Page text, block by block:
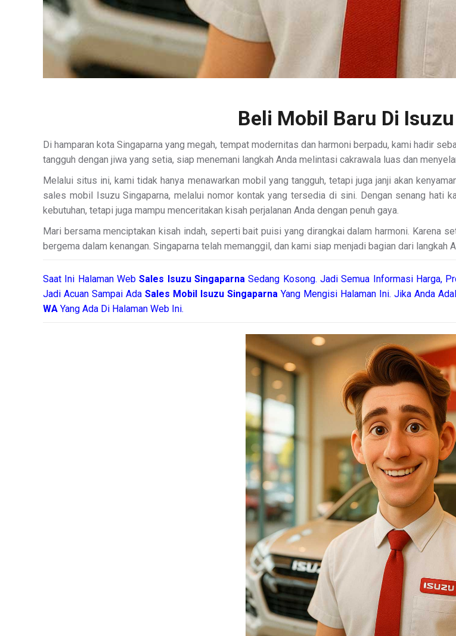
Beli Mobil Baru Di
Di hamparan kota Singaparna yang megah, tempat modernitas dan harmoni berpadu, kami hadir
tangguh dengan jiwa yang setia, siap menemani langkah Anda melintasi cakrawala luas dan
Melalui situs ini, kami tidak hanya menawarkan mobil yang tangguh, tetapi juga janji akan
sales mobil Isuzu Singaparna, melalui nomor kontak yang tersedia di sini. Dengan senang hati
kebutuhan, tetapi juga mampu menceritakan kisah perjalanan Anda dengan penuh gaya.
Mari bersama menciptakan kisah indah, seperti bait puisi yang dirangkai dalam harmoni. Karena
bergema dalam kenangan. Singaparna telah memanggil, dan kami siap menjadi bagian dari langkah
Saat Ini Halaman WebSales Isuzu SingaparnaSedang Kosong. Jadi Semua Informasi Harga,
Jadi Acuan Sampai Ada Sales Mobil Isuzu Singaparna Yang Mengisi Halaman Ini. Jika Anda
WA Yang Ada Di Halaman Web Ini.